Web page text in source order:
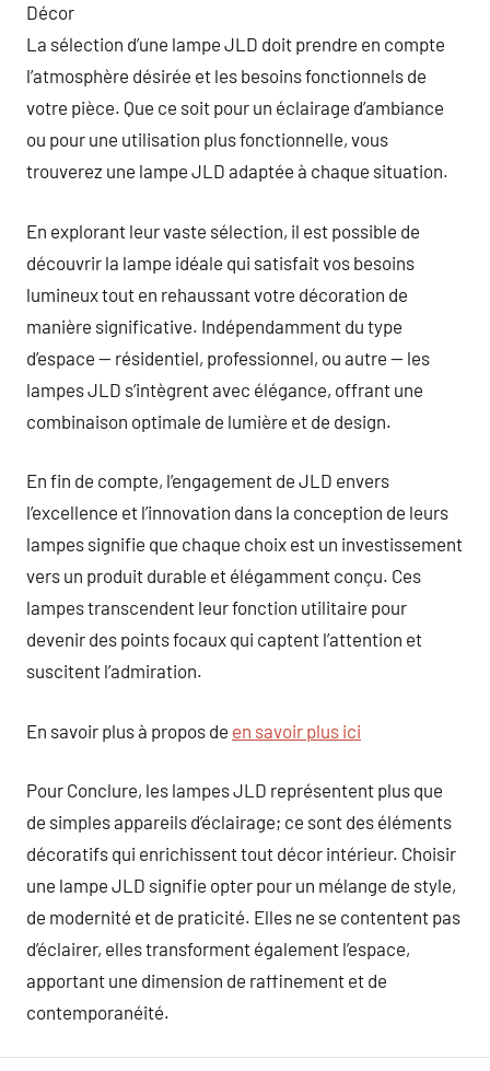
Décor
La sélection d’une lampe JLD doit prendre en compte
l’atmosphère désirée et les besoins fonctionnels de
votre pièce. Que ce soit pour un éclairage d’ambiance
ou pour une utilisation plus fonctionnelle, vous
trouverez une lampe JLD adaptée à chaque situation.
En explorant leur vaste sélection, il est possible de
découvrir la lampe idéale qui satisfait vos besoins
lumineux tout en rehaussant votre décoration de
manière significative. Indépendamment du type
d’espace — résidentiel, professionnel, ou autre — les
lampes JLD s’intègrent avec élégance, offrant une
combinaison optimale de lumière et de design.
En fin de compte, l’engagement de JLD envers
l’excellence et l’innovation dans la conception de leurs
lampes signifie que chaque choix est un investissement
vers un produit durable et élégamment conçu. Ces
lampes transcendent leur fonction utilitaire pour
devenir des points focaux qui captent l’attention et
suscitent l’admiration.
En savoir plus à propos de en savoir plus ici
Pour Conclure, les lampes JLD représentent plus que
de simples appareils d’éclairage; ce sont des éléments
décoratifs qui enrichissent tout décor intérieur. Choisir
une lampe JLD signifie opter pour un mélange de style,
de modernité et de praticité. Elles ne se contentent pas
d’éclairer, elles transforment également l’espace,
apportant une dimension de raffinement et de
contemporanéité.